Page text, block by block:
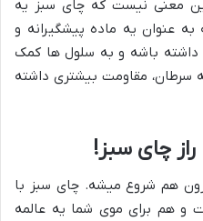
معنی نیست که چای سبز یه
عنوان یه ماده پیشگیرانه و
داشته باشه و به سلول ها کمک
سرطان، مقاومت بیشتری داشته
چای سبز!
هم شروع میشه. چای سبز با
هم برای موی شما یه عالمه